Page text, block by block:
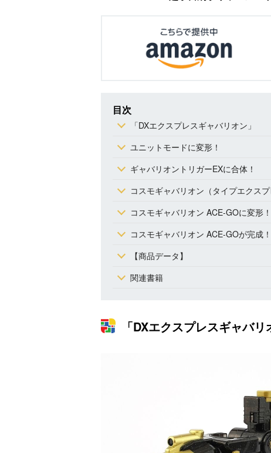
目次
「DXエクスプレスギャバリオン」
ユニットモードに変形！
ギャバリオントリガーEXに合体！
コスモギャバリオン（タイプエクスプ
コスモギャバリオン ACE-GOに変形！
コスモギャバリオン ACE-GOが完成！
【商品データ】
関連書籍
「DXエクスプレスギャバリ